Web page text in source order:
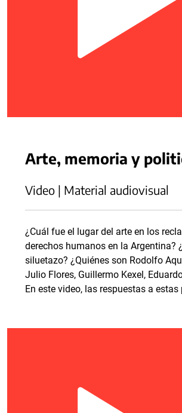
Arte, memoria y
Video | Material audiovisual
¿Cuál fue el lugar del arte en los
derechos humanos en la Argentina?
siluetazo? ¿Quiénes son Rodolfo
Julio Flores, Guillermo Kexel,
En este video, las respuestas a estas